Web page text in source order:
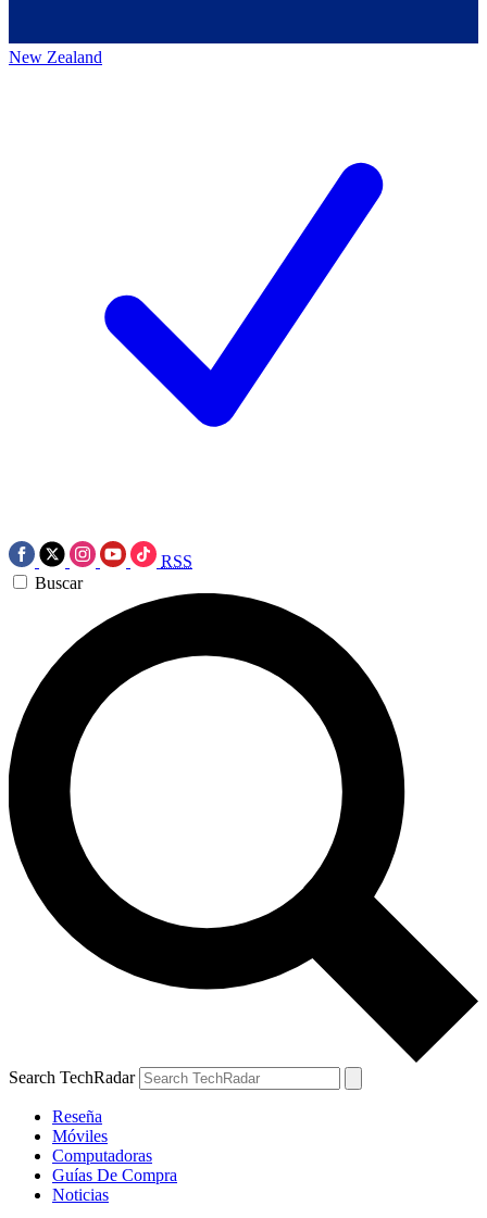
New Zealand
RSS
Buscar
Search TechRadar
Reseña
Móviles
Computadoras
Guías De Compra
Noticias